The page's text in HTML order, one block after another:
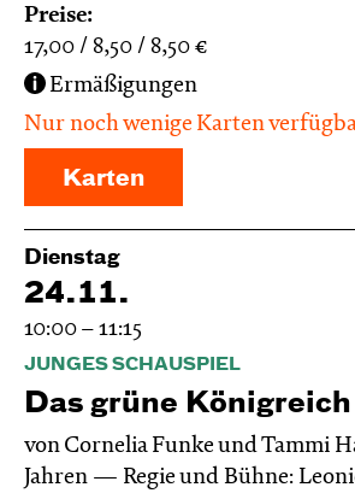
Preise:
17,00
8,50 8,50 €
Ermäßigungen
Nur noch wenige Karten
Karten
Dienstag
24.11.
10:00 – 11:15
JUNGES SCHAUSPIEL
Das grüne König­reich
von Cornelia Funke und Tammi
Jahren
Regie und Bühne: